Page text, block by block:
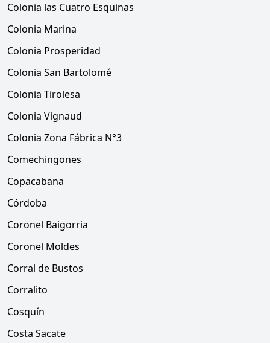
Colonia las Cuatro Esquinas
Colonia Marina
Colonia Prosperidad
Colonia San Bartolomé
Colonia Tirolesa
Colonia Vignaud
Colonia Zona Fábrica N°3
Comechingones
Copacabana
Córdoba
Coronel Baigorria
Coronel Moldes
Corral de Bustos
Corralito
Cosquín
Costa Sacate